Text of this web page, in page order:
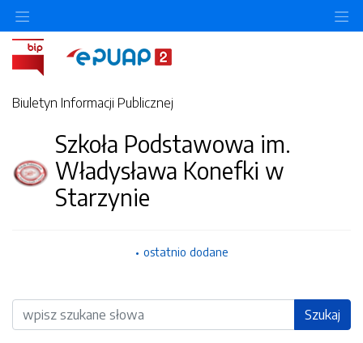
Biuletyn Informacji Publicznej
Szkoła Podstawowa im.
Władysława Konefki w
Starzynie
ostatnio dodane
Wyszukiwarka Szukaj